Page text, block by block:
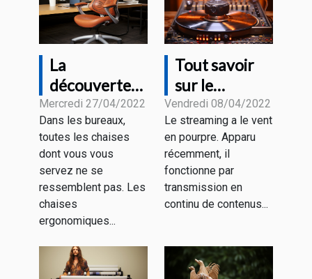
La
découverte
de la chaise
de bureau
ergonomique
Mercredi 27/04/2022
Dans les bureaux,
toutes les chaises
dont vous vous
servez ne se
ressemblent pas. Les
chaises
ergonomiques...
Tout savoir
sur le
streaming
Vendredi 08/04/2022
Le streaming a le vent
en pourpre. Apparu
récemment, il
fonctionne par
transmission en
continu de contenus...